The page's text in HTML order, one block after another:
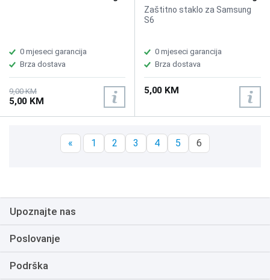
0 mjeseci garancija
Brza dostava
9,00 KM
5,00 KM
S6
Zaštitno staklo za Samsung
S6
0 mjeseci garancija
Brza dostava
5,00 KM
« 1 2 3 4 5 6
Upoznajte nas
Poslovanje
Podrška